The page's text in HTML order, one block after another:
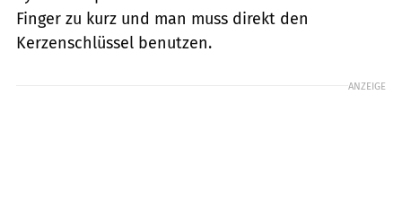
Finger zu kurz und man muss direkt den
Kerzenschlüssel benutzen.
ANZEIGE